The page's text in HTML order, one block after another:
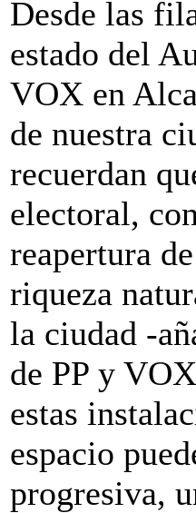
Desde las
estado del
VOX en
de nuestra
recuerdan
electoral,
reapertura
riqueza
la ciudad -
de PP y
estas
espacio
progresiva,